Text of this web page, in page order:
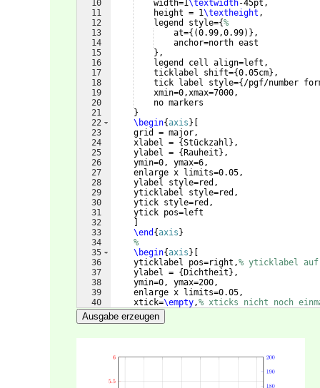
10
11
12
13
14
15
16
17
18
19
20
21
22
23
24
25
26
27
28
29
30
31
32
33
34
35
36
37
38
39
40
41
    width=1
\textwidth-45pt,
    height = 1
\textheight ,
    legend style=
{%
    at=
{(0.99,0.99)} ,
    anchor=north east
} ,
    legend cell align=left,
    ticklabel shift=
{0.05cm} ,
    tick label style=
{ /pgf/number
    xmin=0,xmax=7000,
    no markers
}
\begin{axis }
    grid = major,
    xlabel =
{Stückzahl } ,
    ylabel =
{ Rauheit } ,
    ymin=0, ymax=6,
    enlarge x limits=0.05,
    ylabel style=red,
    yticklabel style=red,
    ytick style=red,
    ytick pos=left
\end {axis }
%
\begin{axis }
    yticklabel pos=right,
% yticklabel
    ylabel =
{ Dichtheit } ,
    ymin=0, ymax=200,
    enlarge x limits=0.05,
    xtick=
\empty,% xticks nicht noch
    yticklabel style=blue,
Ausgabe erzeugen